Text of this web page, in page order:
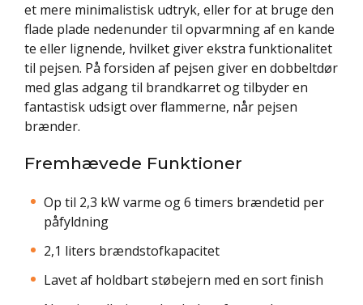
et mere minimalistisk udtryk, eller for at bruge den
flade plade nedenunder til opvarmning af en kande
te eller lignende, hvilket giver ekstra funktionalitet
til pejsen. På forsiden af pejsen giver en dobbeltdør
med glas adgang til brandkarret og tilbyder en
fantastisk udsigt over flammerne, når pejsen
brænder.
Fremhævede Funktioner
Op til 2,3 kW varme og 6 timers brændetid per
påfyldning
2,1 liters brændstofkapacitet
Lavet af holdbart støbejern med en sort finish